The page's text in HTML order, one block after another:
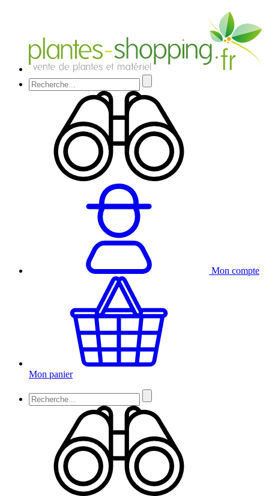
Mon compte
Mon panier